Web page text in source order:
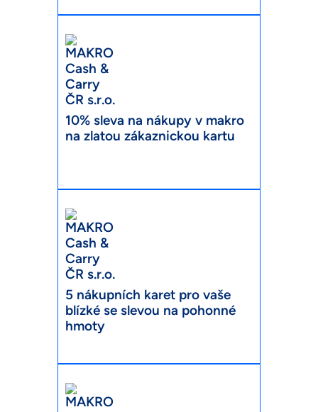
10% sleva na nákupy v makro
na zlatou zákaznickou kartu
5 nákupních karet pro vaše
blízké se slevou na pohonné
hmoty